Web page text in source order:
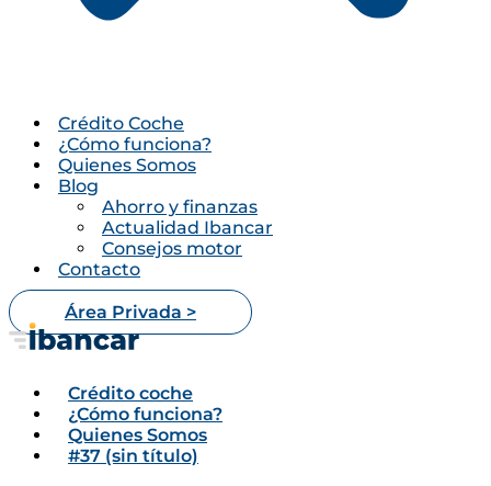
Crédito Coche
¿Cómo funciona?
Quienes Somos
Blog
Ahorro y finanzas
Actualidad Ibancar
Consejos motor
Contacto
Área Privada >
Crédito coche
¿Cómo funciona?
Quienes Somos
#37 (sin título)